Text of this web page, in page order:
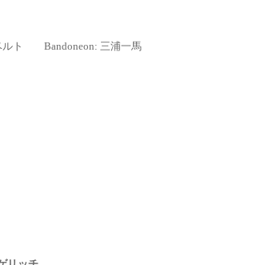
ルト Bandoneon: 三浦一馬